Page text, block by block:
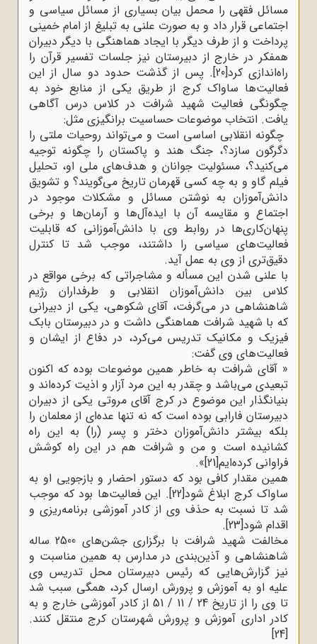
مسائل فقهی را محمل بیان بسیاری از مسائل سیاسی و
اجتماعی قرار داد و به صورت علنی به تبلیغ از امام خمینی
پرداخت و از طرف دیگر با ایجاد هماهنگی با دیگر دبیران
همفکر در خارج از دبیرستان نیز جلسات تفسیر قرآن را
راه‌اندازی کرد
.[20] پس از گذشت حدود دو سال از این
فعالیت‌ها ساواک کرج از طریق یکی از منابع خود به
چگونگی فعالیت شهید شرافت در کلاس درس آگاهی
یافت. انتخاب موضوعات حساسیت ‌برانگیزی مثل:
چگونه انقلابی اساسی است و می‌تواند روحیات ملتی را
دگرگون سازد؟، جنگ هند و پاکستان را چگونه توجیه
می‌کنید؟، مسئولیت جوانان و هدف‌های ملی او، تحلیل
فیلم گاو و به چه کسی قهرمان تاریخ می‌گویند؟ و تشویق
دانش‌آموزان به نوشتن مسائل و مشکلات موجود در
اجتماع و مقایسه آن با ایده‌آل‌ها و آرمان‌ها و برخی
پنهان‌کاری‌ها در روابط وی با دانش‌آموزانی که قابلیت
فعالیت‌های سیاسی را داشتند، موجب شد تا کنترل
دقیق‌تری از وی به عمل آید.
با علنی شدن این مسأله و مشاجراتی که برخی مواقع در
کلاس بین دانش‌آموزان انقلابی و طرفداران رژیم
شاهنشاهی در می‌گرفت، آقای شکوهی، یکی از دبیرانی
که با شهید شرافت هماهنگی داشت و در دبیرستان بابک
فیزیک و مکانیک تدریس می‌کرد، در دفاع از ایشان و
فعالیت‌های وی گفت:
»آقای شرافت به خاطر همین موضوعات بوده که اکنون
تبعیدی می‌باشد و چقدر به این مرد آزار و اذیت کرده‌اند و
بنیانگذار این موضوع در کرج آقای مروتی یکی از دبیران
دبیرستان فارابی بوده است که نه تنها عده‌ای از معلمان را
بلکه بیشتر دانش‌آموزان دختر و پسر (را) به این راه
کشانیده است و من و شرافت هم در این راه کوشش
فراوانی کرده‌ایم
.«[21]
همین مقدار کافی بود که دستور احضار و بازجویی او به
ساواک کرج ابلاغ شود
.[22] این فعالیت‌ها بود که موجب
شد تا نسبت به حذف وی از کادر آموزشی برنامه‌ریزی و
اقدام شود
.[23]
مخالفت شهید شرافت با برگزاری جشن‌های 2500 ساله
شاهنشاهی و آذین‌بندی در مدارس به همین مناسبت و
نیز گزارش‌هایی که رئیس دبیرستان محل تدریس وی
علیه او به آموزش و پرورش ارسال کرد، همگی سبب شد
تا وی را از تاریخ 24 / 11 / 51 از کادر آموزشی خارج و به
کادر اداری آموزش و پرورش شهرستان کرج منتقل کنند.
[24]